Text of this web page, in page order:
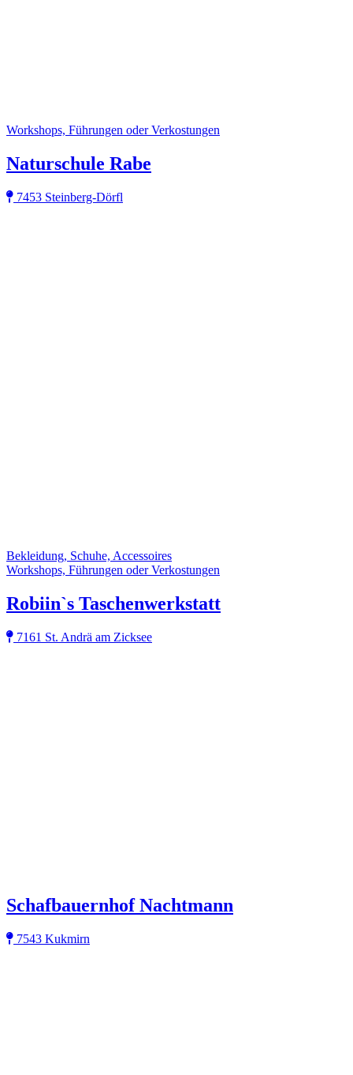
Workshops, Führungen oder Verkostungen
Naturschule Rabe
7453 Steinberg-Dörfl
Bekleidung, Schuhe, Accessoires
Workshops, Führungen oder Verkostungen
Robiin`s Taschenwerkstatt
7161 St. Andrä am Zicksee
Schafbauernhof Nachtmann
7543 Kukmirn